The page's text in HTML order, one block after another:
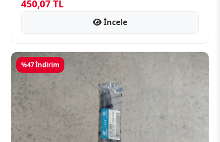
450,07 TL
İncele
%47 İndirim